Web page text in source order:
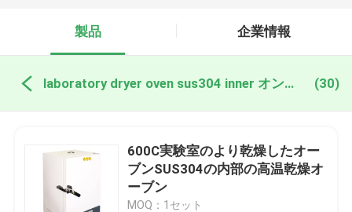
製品 企業情報
laboratory dryer oven sus304 inner オンライン製造 (30)
600C実験室のより乾燥したオー
ブンSUS304の内部の高温乾燥オ
ーブン
MOQ：1セット